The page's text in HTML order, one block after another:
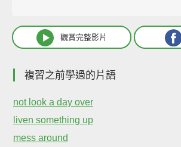
觀賞完整影片
複習之前學過的片語
not look a day over
liven something up
mess around